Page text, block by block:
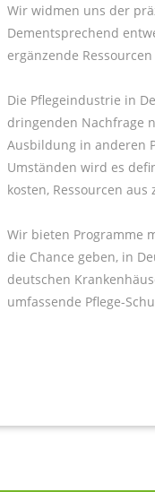
CAFE
Wir widmen uns der
Dementsprechend
ergänzende
Die Pflegeindustrie in
dringenden Nachfrage
Ausbildung in anderen
Umständen wird es
kosten, Ressourcen
Wir bieten Programme
die Chance geben, in
deutschen
umfassende Pflege-